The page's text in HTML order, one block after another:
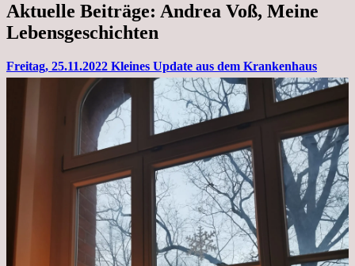
Aktuelle Beiträge: Andrea Voß, Meine
Lebensgeschichten
Freitag, 25.11.2022 Kleines Update aus dem Krankenhaus